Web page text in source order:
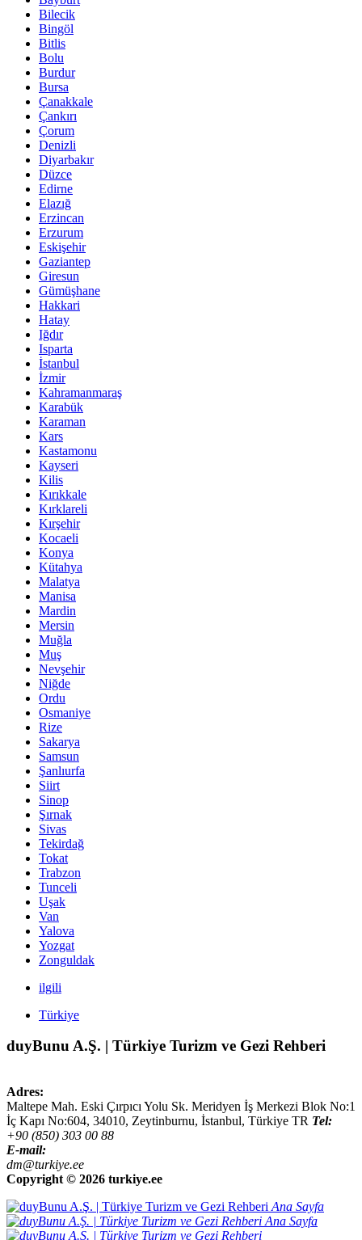
Bilecik
Bingöl
Bitlis
Bolu
Burdur
Bursa
Çanakkale
Çankırı
Çorum
Denizli
Diyarbakır
Düzce
Edirne
Elazığ
Erzincan
Erzurum
Eskişehir
Gaziantep
Giresun
Gümüşhane
Hakkari
Hatay
Iğdır
Isparta
İstanbul
İzmir
Kahramanmaraş
Karabük
Karaman
Kars
Kastamonu
Kayseri
Kilis
Kırıkkale
Kırklareli
Kırşehir
Kocaeli
Konya
Kütahya
Malatya
Manisa
Mardin
Mersin
Muğla
Muş
Nevşehir
Niğde
Ordu
Osmaniye
Rize
Sakarya
Samsun
Şanlıurfa
Siirt
Sinop
Şırnak
Sivas
Tekirdağ
Tokat
Trabzon
Tunceli
Uşak
Van
Yalova
Yozgat
Zonguldak
ilgili
Türkiye
duyBunu A.Ş. | Türkiye Turizm ve Gezi Rehberi
Adres:
Maltepe Mah. Eski Çırpıcı Yolu Sk. Meridyen İş Merkezi Blok No:1
İç Kapı No:604, 34010, Zeytinburnu, İstanbul, Türkiye TR Tel:
+90 (850) 303 00 88
E-mail:
dm@turkiye.ee
Copyright © 2026 turkiye.ee
Ana Sayfa
Ana Sayfa